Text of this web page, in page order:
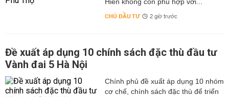
CHỦ ĐẦU TƯ 2 giờ trước
Đề xuất áp dụng 10 chính sách đặc thù đầu tư
Vành đai 5 Hà Nội
Chính phủ đề xuất áp dụng 10 nhóm
cơ chế, chính sách đặc thù để triển